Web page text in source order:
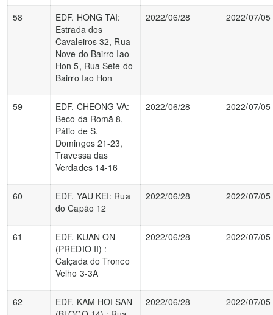
58
EDF. HONG TAI:
Estrada dos
Cavaleiros 32, Rua
Nove do Bairro Iao
Hon 5, Rua Sete do
Bairro Iao Hon
2022/06/28 2022/07/05
59
EDF. CHEONG VA:
Beco da Romã 8,
Pátio de S.
Domingos 21-23,
Travessa das
Verdades 14-16
2022/06/28 2022/07/05
60
EDF. YAU KEI: Rua
do Capão 12
2022/06/28 2022/07/05
61
EDF. KUAN ON
(PREDIO II) :
Calçada do Tronco
Velho 3-3A
2022/06/28 2022/07/05
62
EDF. KAM HOI SAN
2022/06/28 2022/07/05